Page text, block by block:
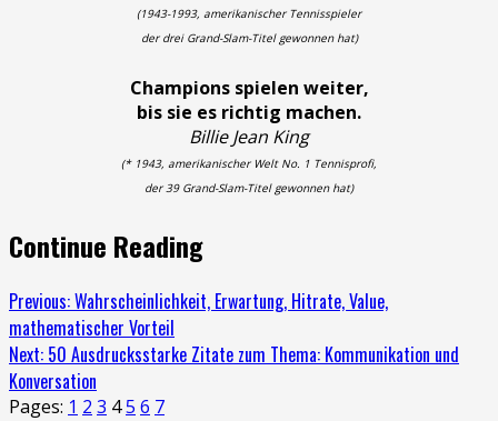
(1943-1993, amerikanischer Tennisspieler
der drei Grand-Slam-Titel gewonnen hat)
Champions spielen weiter,
bis sie es richtig machen.
Billie Jean King
(* 1943, amerikanischer Welt No. 1 Tennisprofi,
der 39 Grand-Slam-Titel gewonnen hat)
Continue Reading
Previous:Wahrscheinlichkeit, Erwartung, Hitrate, Value,
mathematischer Vorteil
Next: 50 Ausdrucksstarke Zitate zum Thema: Kommunikation und
Konversation
Pages: 1 2 3 45 6 7